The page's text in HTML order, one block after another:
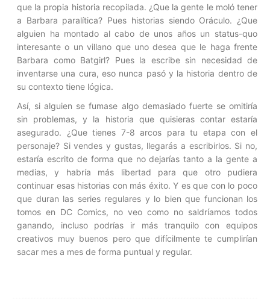
que la propia historia recopilada. ¿Que la gente le moló tener
a Barbara paralítica? Pues historias siendo Oráculo. ¿Que
alguien ha montado al cabo de unos años un status-quo
interesante o un villano que uno desea que le haga frente
Barbara como Batgirl? Pues la escribe sin necesidad de
inventarse una cura, eso nunca pasó y la historia dentro de
su contexto tiene lógica.
Así, si alguien se fumase algo demasiado fuerte se omitiría
sin problemas, y la historia que quisieras contar estaría
asegurado. ¿Que tienes 7-8 arcos para tu etapa con el
personaje? Si vendes y gustas, llegarás a escribirlos. Si no,
estaría escrito de forma que no dejarías tanto a la gente a
medias, y habría más libertad para que otro pudiera
continuar esas historias con más éxito. Y es que con lo poco
que duran las series regulares y lo bien que funcionan los
tomos en DC Comics, no veo como no saldríamos todos
ganando, incluso podrías ir más tranquilo con equipos
creativos muy buenos pero que difícilmente te cumplirían
sacar mes a mes de forma puntual y regular.